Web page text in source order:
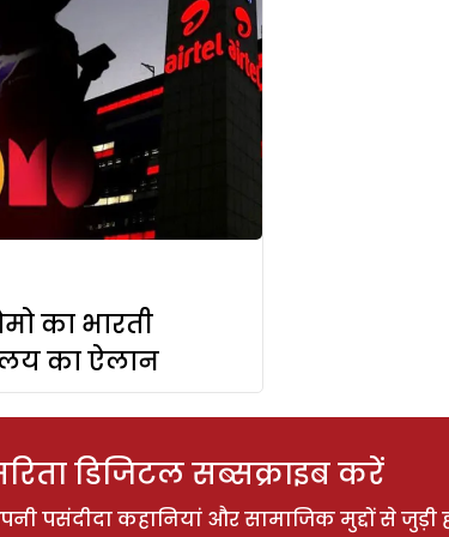
का भारती
का ऐलान
डिजिटल सब्सक्राइब करें
पसंदीदा कहानियां और सामाजिक मुद्दों से